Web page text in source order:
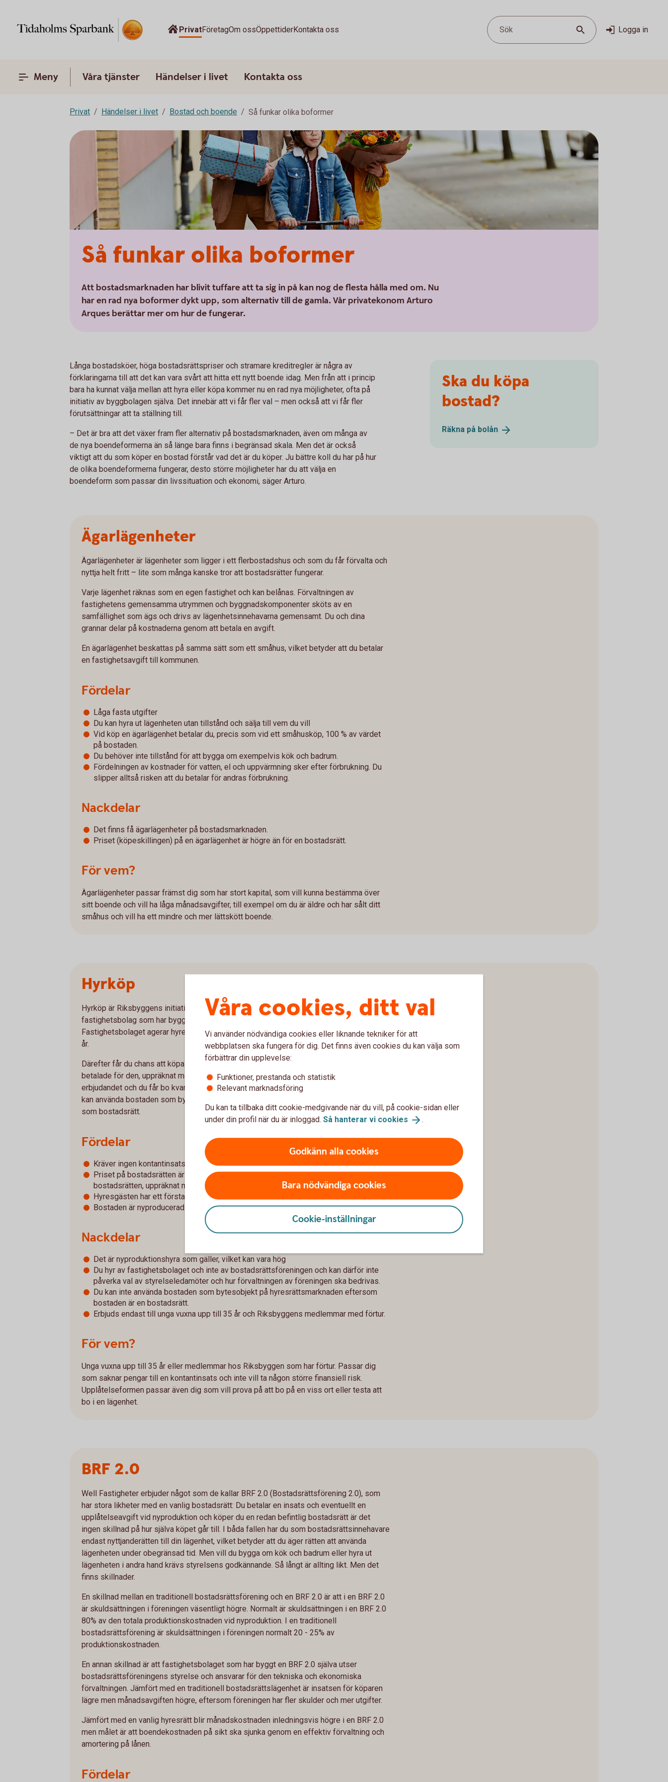
PrivatFöretagOm ossÖppettiderKontakta oss Sök Logga in
Meny Våra tjänster Händelser i livet Kontakta oss
Privat Händelser i livet Bostad och boende Så funkar olika boformer
Så funkar olika boformer
Att bostadsmarknaden har blivit tuffare att ta sig in på kan nog de flesta hålla med om. Nu
har en rad nya boformer dykt upp, som alternativ till de gamla. Vår privatekonom Arturo
Arques berättar mer om hur de fungerar.
Långa bostadsköer, höga bostadsrättspriser och stramare kreditregler är några av
förklaringarna till att det kan vara svårt att hitta ett nytt boende idag. Men från att i princip
bara ha kunnat välja mellan att hyra eller köpa kommer nu en rad nya möjligheter, ofta på
initiativ av byggbolagen själva. Det innebär att vi får fler val – men också att vi får fler
förutsättningar att ta ställning till.
– Det är bra att det växer fram fler alternativ på bostadsmarknaden, även om många av
de nya boendeformerna än så länge bara finns i begränsad skala. Men det är också
viktigt att du som köper en bostad förstår vad det är du köper. Ju bättre koll du har på hur
de olika boendeformerna fungerar, desto större möjligheter har du att välja en
boendeform som passar din livssituation och ekonomi, säger Arturo.
Ska du köpa
bostad?
Räkna på bolån
Ägarlägenheter
Ägarlägenheter är lägenheter som ligger i ett flerbostadshus och som du får förvalta och
nyttja helt fritt – lite som många kanske tror att bostadsrätter fungerar.
Varje lägenhet räknas som en egen fastighet och kan belånas. Förvaltningen av
fastighetens gemensamma utrymmen och byggnadskomponenter sköts av en
samfällighet som ägs och drivs av lägenhetsinnehavarna gemensamt. Du och dina
grannar delar på kostnaderna genom att betala en avgift.
En ägarlägenhet beskattas på samma sätt som ett småhus, vilket betyder att du betalar
en fastighetsavgift till kommunen.
Fördelar
Låga fasta utgifter
Du kan hyra ut lägenheten utan tillstånd och sälja till vem du vill
Vid köp en ägarlägenhet betalar du, precis som vid ett småhusköp, 100 % av värdet
på bostaden.
Du behöver inte tillstånd för att bygga om exempelvis kök och badrum.
Fördelningen av kostnader för vatten, el och uppvärmning sker efter förbrukning. Du
slipper alltså risken att du betalar för andras förbrukning.
Nackdelar
Det finns få ägarlägenheter på bostadsmarknaden.
Priset (köpeskillingen) på en ägarlägenhet är högre än för en bostadsrätt.
För vem?
Ägarlägenheter passar främst dig som har stort kapital, som vill kunna bestämma över
sitt boende och vill ha låga månadsavgifter, till exempel om du är äldre och har sålt ditt
småhus och vill ha ett mindre och mer lättskött boende.
Hyrköp
Hyrköp är Riksbyggens initiativ och innebär att du hyr en bostadsrätt av det
fastighetsbolag som har byggt flerbostadshuset åt bostadsrättsföreningen.
Fastighetsbolaget agerar hyresvärd under perioden lägenheten hyrs ut, vilket är max fem
år.
Därefter får du chans att köpa bostadsrätten till samma pris som fastighetsbolaget
betalade för den, uppräknat med konsumentprisindex. Om du väljer att inte köpa förfaller
erbjudandet och du får bo kvar som hyresgäst tills vidare. Värt att veta är dock att du inte
kan använda bostaden som bytesobjekt på hyresmarknaden eftersom bostaden räknas
som bostadsrätt.
Fördelar
Kräver ingen kontantinsats
Priset på bostadsrätten är samma pris som fastighetsbolaget själva betalade för
bostadsrätten, uppräknat med konsumentprisindex
Hyresgästen har ett förstahandskontrakt hos en seriös hyresvärd.
Bostaden är nyproducerad
Nackdelar
Det är nyproduktionshyra som gäller, vilket kan vara hög
Du hyr av fastighetsbolaget och inte av bostadsrättsföreningen och kan därför inte
påverka val av styrelseledamöter och hur förvaltningen av föreningen ska bedrivas.
Du kan inte använda bostaden som bytesobjekt på hyresrättsmarknaden eftersom
bostaden är en bostadsrätt.
Erbjuds endast till unga vuxna upp till 35 år och Riksbyggens medlemmar med förtur.
För vem?
Unga vuxna upp till 35 år eller medlemmar hos Riksbyggen som har förtur. Passar dig
som saknar pengar till en kontantinsats och inte vill ta någon större finansiell risk.
Upplåtelseformen passar även dig som vill prova på att bo på en viss ort eller testa att
bo i en lägenhet.
BRF 2.0
Well Fastigheter erbjuder något som de kallar BRF 2.0 (Bostadsrättsförening 2.0), som
har stora likheter med en vanlig bostadsrätt: Du betalar en insats och eventuellt en
upplåtelseavgift vid nyproduktion och köper du en redan befintlig bostadsrätt är det
ingen skillnad på hur själva köpet går till. I båda fallen har du som bostadsrättsinnehavare
endast nyttjanderätten till din lägenhet, vilket betyder att du äger rätten att använda
lägenheten under obegränsad tid. Men vill du bygga om kök och badrum eller hyra ut
lägenheten i andra hand krävs styrelsens godkännande. Så långt är allting likt. Men det
finns skillnader.
En skillnad mellan en traditionell bostadsrättsförening och en BRF 2.0 är att i en BRF 2.0
är skuldsättningen i föreningen väsentligt högre. Normalt är skuldsättningen i en BRF 2.0
80% av den totala produktionskostnaden vid nyproduktion. I en traditionell
bostadsrättsförening är skuldsättningen i föreningen normalt 20 - 25% av
produktionskostnaden.
En annan skillnad är att fastighetsbolaget som har byggt en BRF 2.0 själva utser
bostadsrättsföreningens styrelse och ansvarar för den tekniska och ekonomiska
förvaltningen. Jämfört med en traditionell bostadsrättslägenhet är insatsen för köparen
lägre men månadsavgiften högre, eftersom föreningen har fler skulder och mer utgifter.
Jämfört med en vanlig hyresrätt blir månadskostnaden inledningsvis högre i en BRF 2.0
men målet är att boendekostnaden på sikt ska sjunka genom en effektiv förvaltning och
amortering på lånen.
Fördelar
Våra cookies, ditt val
Vi använder nödvändiga cookies eller liknande tekniker för att
webbplatsen ska fungera för dig. Det finns även cookies du kan välja som
förbättrar din upplevelse:
Funktioner, prestanda och statistik
Relevant marknadsföring
Du kan ta tillbaka ditt cookie-medgivande när du vill, på cookie-sidan eller
under din profil när du är inloggad. Så hanterar vi cookies .
Godkänn alla cookies
Bara nödvändiga cookies
Cookie-inställningar